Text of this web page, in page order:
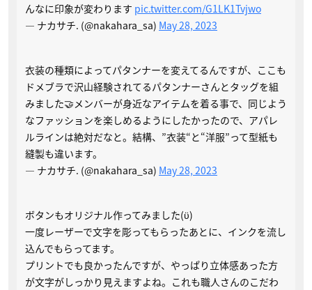
んなに印象が変わります pic.twitter.com/G1LK1Tvjwo
— ナカサチ. (@nakahara_sa) May 28, 2023
衣装の種類によってパタンナーを変えてるんですが、ここも
ドメブラで沢山経験されてるパタンナーさんとタッグを組
みました🤝メンバーが身近なアイテムを着る事で、同じよう
なファッションを楽しめるようにしたかったので、アパレ
ルラインは絶対だなと。結構、”衣装“と“洋服”って型紙も
縫製も違います。
— ナカサチ. (@nakahara_sa) May 28, 2023
ボタンもオリジナル作ってみました(ϋ)
一度レーザーで文字を彫ってもらったあとに、インクを流し
込んでもらってます。
プリントでも良かったんですが、やっぱり立体感あった方
が文字がしっかり見えますよね。これも職人さんのこだわ